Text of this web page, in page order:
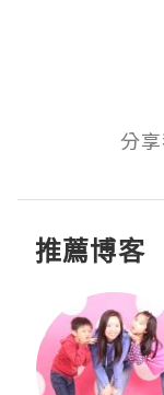
分
推薦博客